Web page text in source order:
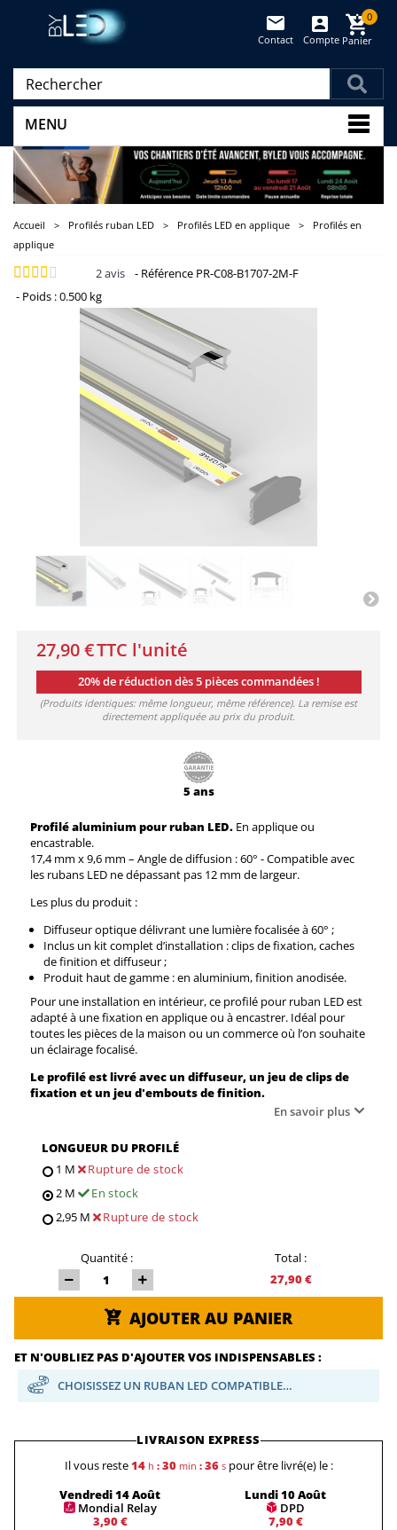
Panier
0
Compte
Contact
MENU
Accueil > Profilés ruban LED > Profilés LED en applique >
Profilés en
applique
2avis - Référence PR-C08-B1707-2M-F
- Poids :0.500 kg
27,90 €TTC l'unité
20% de réduction dès 5 pièces commandées !
(Produits identiques: même longueur, même référence). La remise est
directement appliquée au prix du produit.
5 ans
Profilé aluminium pour ruban LED. En applique ou
encastrable.
17,4 mm x 9,6 mm – Angle de diffusion : 60° - Compatible avec
les rubans LED ne dépassant pas 12 mm de largeur.
Les plus du produit :
Diffuseur optique délivrant une lumière focalisée à 60° ;
Inclus un kit complet d’installation : clips de fixation, caches
de finition et diffuseur ;
Produit haut de gamme : en aluminium, finition anodisée.
Pour une installation en intérieur, ce profilé pour ruban LED est
adapté à une fixation en applique ou à encastrer. Idéal pour
toutes les pièces de la maison ou un commerce où l’on souhaite
un éclairage focalisé.
Le profilé est livré avec un diffuseur, un jeu de clips de
fixation et un jeu d'embouts de finition.
En savoir plus
LONGUEUR DU PROFILÉ
1 M
Rupture de stock
2 M
En stock
2,95 M
Rupture de stock
Quantité :
Total :
27,90 €
AJOUTER AU PANIER
ET N'OUBLIEZ PAS D'AJOUTER VOS INDISPENSABLES :
CHOISISSEZ UN RUBAN LED COMPATIBLE…
LIVRAISON EXPRESS
Il vous reste14h : 30min : 35s pour être livré(e) le :
Vendredi 14 Août
Mondial Relay
3,90 €
Lundi 10 Août
DPD
7,90 €